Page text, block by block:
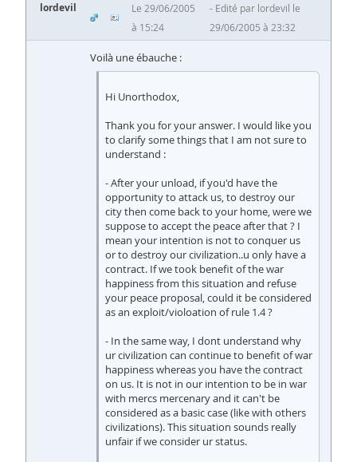
lordevil
Le 29/06/2005
à 15:24
Edité par lordevil le
29/06/2005 à 23:32
Voilà une ébauche :
Hi Unorthodox,
Thank you for your answer. I would like you
to clarify some things that I am not sure to
understand :
- After your unload, if you'd have the
opportunity to attack us, to destroy our
city then come back to your home, were we
suppose to accept the peace after that ? I
mean your intention is not to conquer us
or to destroy our civilization..u only have a
contract. If we took benefit of the war
happiness from this situation and refuse
your peace proposal, could it be considered
as an exploit/violoation of rule 1.4 ?
- In the same way, I dont understand why
ur civilization can continue to benefit of war
happiness whereas you have the contract
on us. It is not in our intention to be in war
with mercs mercenary and it can't be
considered as a basic case (like with others
civilizations). This situation sounds really
unfair if we consider ur status.